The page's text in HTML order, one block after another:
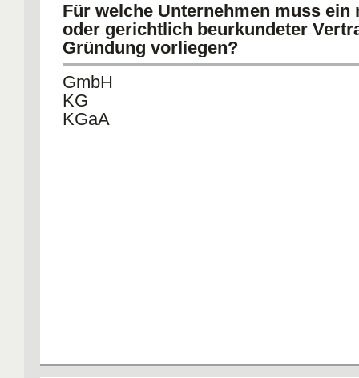
Für welche Unternehmen muss ein
oder gerichtlich beurkundeter
Gründung vorliegen?
GmbH
KG
KGaA